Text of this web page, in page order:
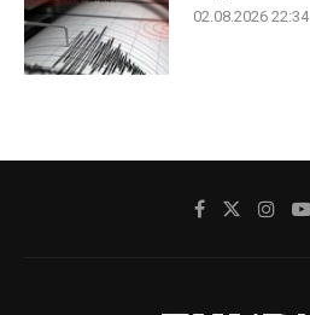
02.08.2026 22:34